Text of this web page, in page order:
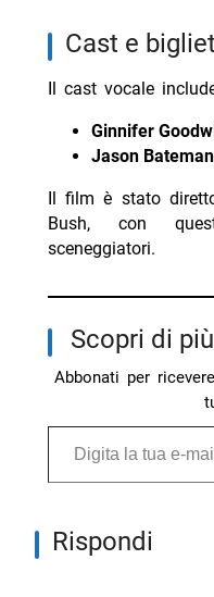
cast e
Il cast vocale
Ginnifer
Jason Bateman
Il film è stato
Bush, con
sceneggiatori.
Scopri di
Abbonati per
Digita la tua e-mail...
Rispondi